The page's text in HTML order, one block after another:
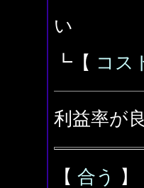
い
┗【 コス
利益率が
【 合う
】